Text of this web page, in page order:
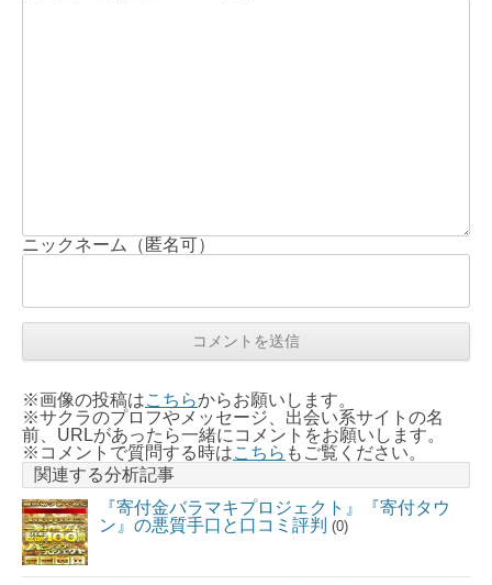
ニックネーム（匿名可）
※画像の投稿はこちらからお願いします。
※サクラのプロフやメッセージ、出会い系サイトの名
前、URLがあったら一緒にコメントをお願いします。
※コメントで質問する時はこちら もご覧ください。
関連する分析記事
『寄付金バラマキプロジェクト』『寄付タウ
ン』の悪質手口と口コミ評判 (0)